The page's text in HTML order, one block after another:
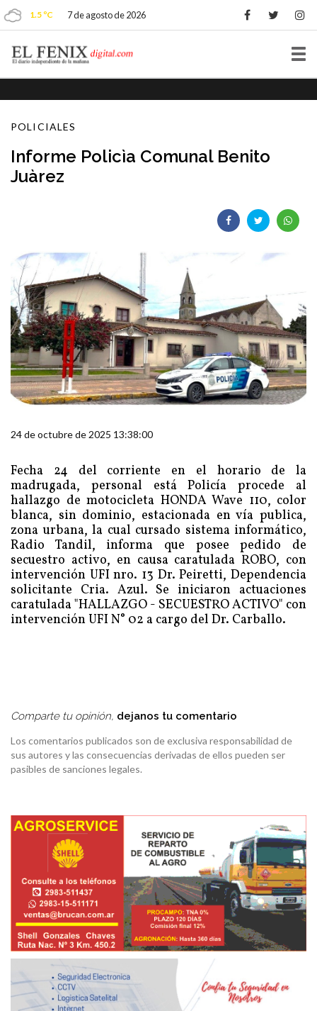
1.5 ºC 7 de agosto de 2026
POLICIALES
Informe Policìa Comunal Benito
Juàrez
24 de octubre de 2025 13:38:00
Fecha 24 del corriente en el horario de la
madrugada, personal está Policía procede al
hallazgo de motocicleta HONDA Wave 110, color
blanca, sin dominio, estacionada en vía publica,
zona urbana, la cual cursado sistema informático,
Radio Tandil, informa que posee pedido de
secuestro activo, en causa caratulada ROBO, con
intervención UFI nro. 13 Dr. Peiretti, Dependencia
solicitante Cria. Azul. Se iniciaron actuaciones
caratulada "HALLAZGO - SECUESTRO ACTIVO" con
intervención UFI N° 02 a cargo del Dr. Carballo.
Comparte tu opinión, dejanos tu comentario
Los comentarios publicados son de exclusiva responsabilidad de
sus autores y las consecuencias derivadas de ellos pueden ser
pasibles de sanciones legales.